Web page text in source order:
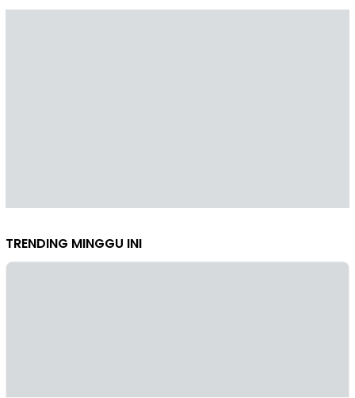
TRENDING MINGGU INI